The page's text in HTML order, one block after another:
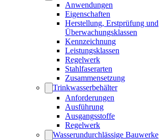
Anwendungen
Eigenschaften
Herstellung, Erstprüfung und
Überwachungsklassen
Kennzeichnung
Leistungsklassen
Regelwerk
Stahlfaserarten
Zusammensetzung
Trinkwasserbehälter
Anforderungen
Ausführung
Ausgangsstoffe
Regelwerk
Wasserundurchlässige Bauwerke